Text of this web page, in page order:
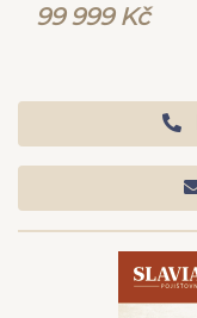
99 999 Kč